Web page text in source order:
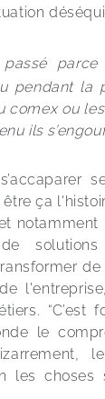
passé
pendant la
comex ou
ils
ça
notamment
de
“C’est
le
les choses